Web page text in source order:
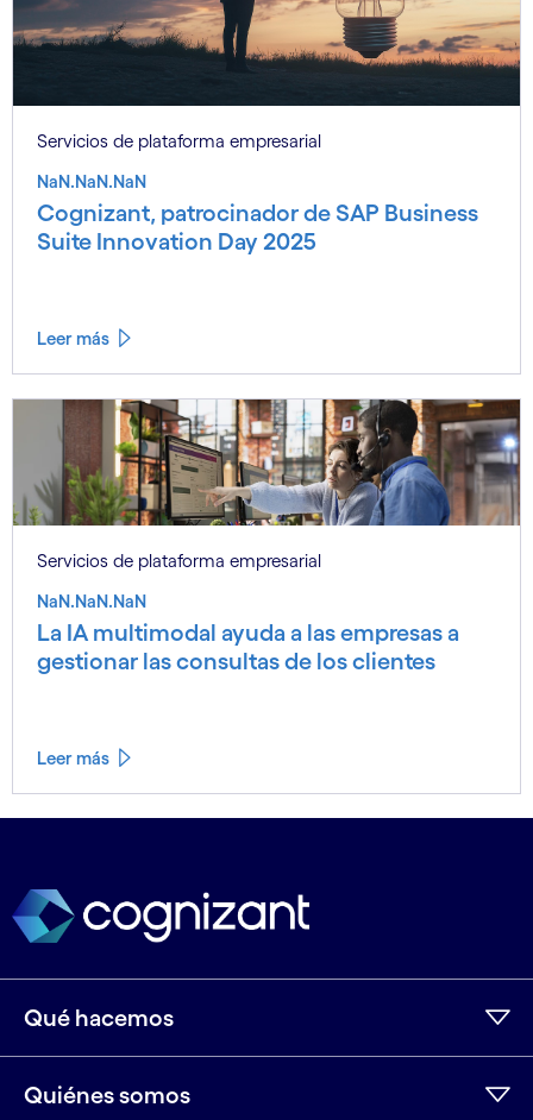
Servicios de plataforma empresarial
NaN.NaN.NaN
Cognizant, patrocinador de SAP Business
Suite Innovation Day 2025
Leer más
Servicios de plataforma empresarial
NaN.NaN.NaN
La IA multimodal ayuda a las empresas a
gestionar las consultas de los clientes
Leer más
Qué hacemos
Quiénes somos